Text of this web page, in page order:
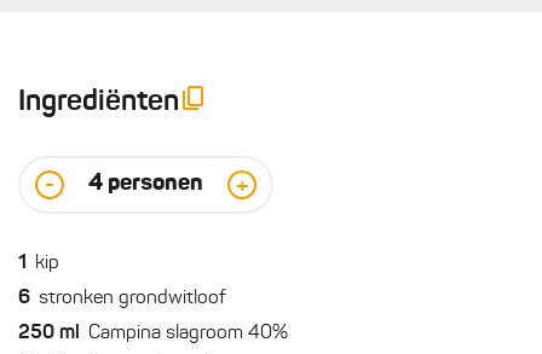
Ingrediënten
- 4 personen +
1 kip
6 stronken grondwitloof
250 ml Campina slagroom 40%